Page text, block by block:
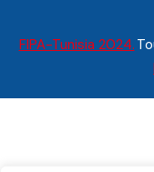
FIPA-Tunisia 2024.